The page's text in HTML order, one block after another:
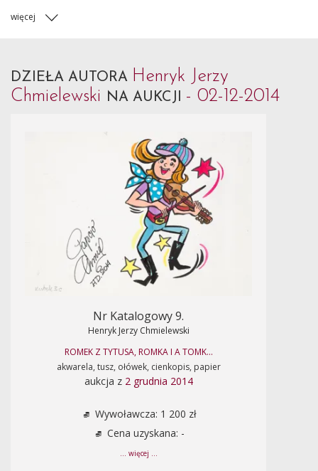
więcej
DZIEŁA AUTORA Henryk Jerzy
Chmielewski NA AUKCJI - 02-12-2014
Nr Katalogowy 9.
Henryk Jerzy Chmielewski
ROMEK Z TYTUSA, ROMKA I A TOMK...
akwarela, tusz, ołówek, cienkopis, papier
aukcja z 2 grudnia 2014
Wywoławcza: 1 200 zł
Cena uzyskana: -
... więcej ...